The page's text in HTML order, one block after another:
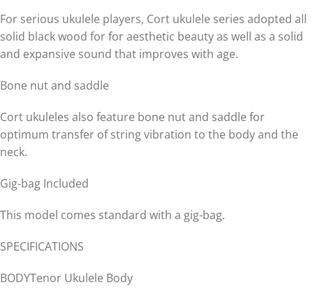
For serious ukulele players, Cort ukulele series adopted all
solid black wood for for aesthetic beauty as well as a solid
and expansive sound that improves with age.
Bone nut and saddle
Cort ukuleles also feature bone nut and saddle for
optimum transfer of string vibration to the body and the
neck.
Gig-bag Included
This model comes standard with a gig-bag.
SPECIFICATIONS
BODYTenor Ukulele Body